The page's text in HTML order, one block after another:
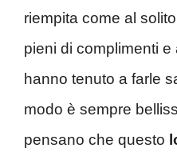
riempita come al
pieni di complimenti e
hanno tenuto a farle
modo è sempre
pensano che questo